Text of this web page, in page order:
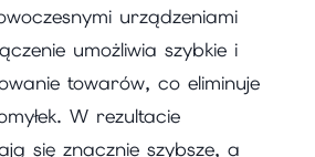
urządzeniami
umożliwia szybkie i
towarów, co eliminuje
W rezultacie
się znacznie szybsze, a